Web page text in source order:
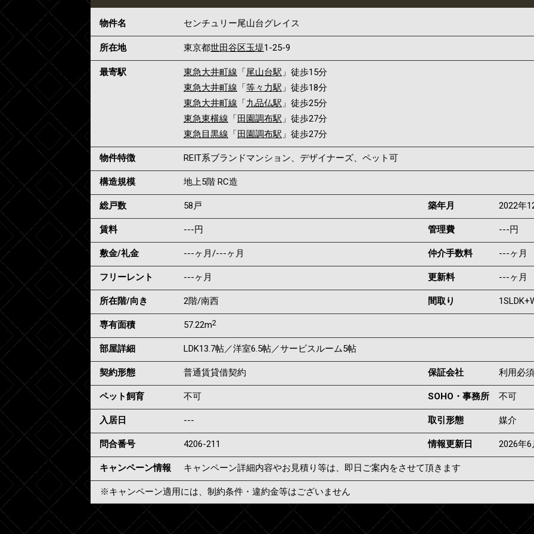
物件名 センチュリー尾山台グレイス
所在地 東京都世田谷区玉堤1-25-9
最寄駅 東急大井町線 「尾山台駅 」徒歩15分
東急大井町線 「等々力駅 」徒歩18分
東急大井町線 「九品仏駅 」徒歩25分
東急東横線 「田園調布駅 」徒歩27分
東急目黒線 「田園調布駅 」徒歩27分
物件特徴 REIT系ブランドマンション、デザイナーズ、ペット可
構造規模 地上5階 RC造
総戸数 58戸 築年月 2022年
賃料 ---円 管理費 ---円
敷金/礼金 ---ヶ月/---ヶ月 仲介手数料 ---ヶ月
フリーレント ---ヶ月 更新料 ---ヶ月
所在階/向き 2階/南西 間取り
専有面積 57.22m2
部屋詳細 LDK13.7帖／洋室6.5帖／サービスルーム5帖
契約形態 普通賃貸借契約 保証会社 利用必須
ペット飼育 不可 SOHO・事務所 不可
入居日 --- 取引形態 媒介
問合番号 4206-211 情報更新日 2026年
キャンペーン情報 キャンペーン詳細内容やお見積り等は、即日ご案内をさせて頂きます
※キャンペーン適用には、制約条件・違約金等はございません